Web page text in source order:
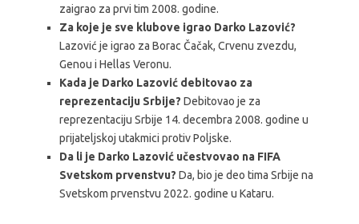
zaigrao za prvi tim 2008. godine.
Za koje je sve klubove igrao Darko Lazović?
Lazović je igrao za Borac Čačak, Crvenu zvezdu,
Genou i Hellas Veronu.
Kada je Darko Lazović debitovao za
reprezentaciju Srbije? Debitovao je za
reprezentaciju Srbije 14. decembra 2008. godine u
prijateljskoj utakmici protiv Poljske.
Da li je Darko Lazović učestvovao na FIFA
Svetskom prvenstvu? Da, bio je deo tima Srbije na
Svetskom prvenstvu 2022. godine u Kataru.